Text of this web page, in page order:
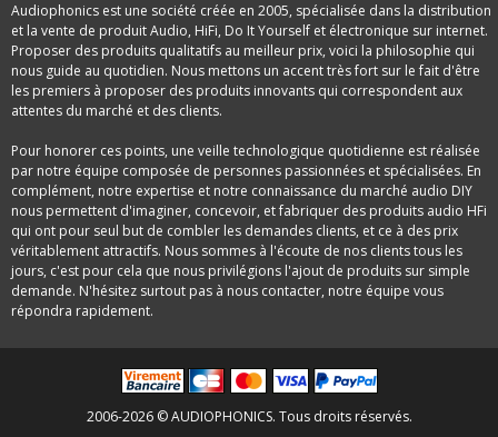
Audiophonics est une société créée en 2005, spécialisée dans la distribution
et la vente de produit Audio, HiFi, Do It Yourself et électronique sur internet.
Proposer des produits qualitatifs au meilleur prix, voici la philosophie qui
nous guide au quotidien. Nous mettons un accent très fort sur le fait d'être
les premiers à proposer des produits innovants qui correspondent aux
attentes du marché et des clients.
Pour honorer ces points, une veille technologique quotidienne est réalisée
par notre équipe composée de personnes passionnées et spécialisées. En
complément, notre expertise et notre connaissance du marché audio DIY
nous permettent d'imaginer, concevoir, et fabriquer des produits audio HFi
qui ont pour seul but de combler les demandes clients, et ce à des prix
véritablement attractifs. Nous sommes à l'écoute de nos clients tous les
jours, c'est pour cela que nous privilégions l'ajout de produits sur simple
demande. N'hésitez surtout pas à nous contacter, notre équipe vous
répondra rapidement.
2006-2026 © AUDIOPHONICS. Tous droits réservés.